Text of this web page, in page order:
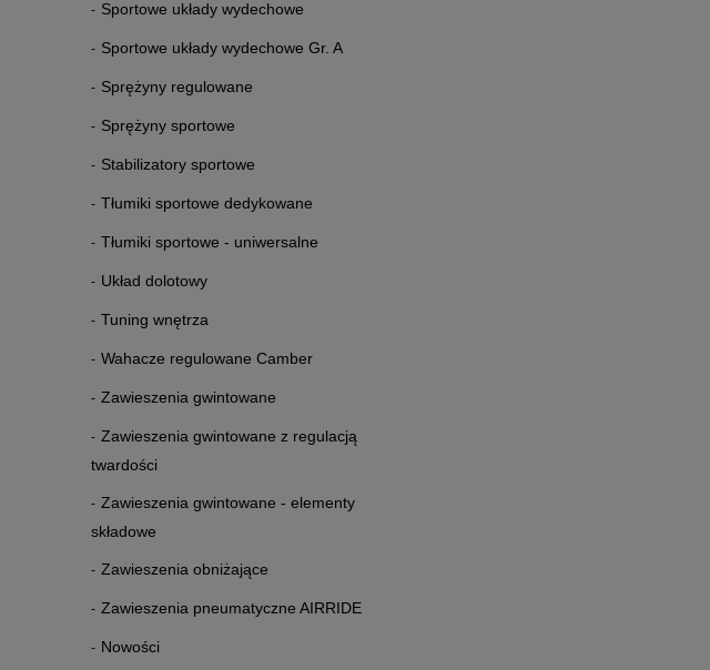
Sportowe układy wydechowe
Sportowe układy wydechowe Gr. A
Sprężyny regulowane
Sprężyny sportowe
Stabilizatory sportowe
Tłumiki sportowe dedykowane
Tłumiki sportowe - uniwersalne
Układ dolotowy
Tuning wnętrza
Wahacze regulowane Camber
Zawieszenia gwintowane
Zawieszenia gwintowane z regulacją
twardości
Zawieszenia gwintowane - elementy
składowe
Zawieszenia obniżające
Zawieszenia pneumatyczne AIRRIDE
Nowości